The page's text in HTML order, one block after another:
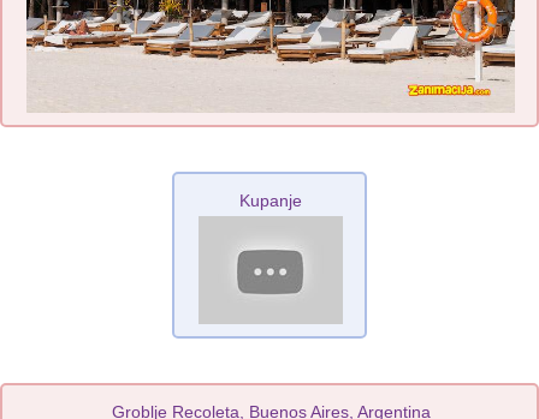
Kupanje
Groblje Recoleta, Buenos Aires, Argentina